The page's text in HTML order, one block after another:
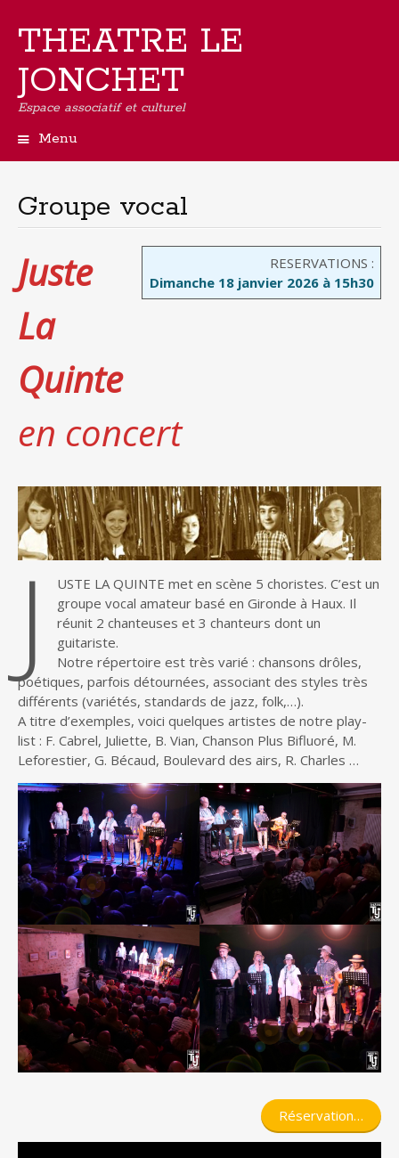
THEATRE LE
JONCHET
Espace associatif et culturel
Menu
principal
Groupe vocal
RESERVATIONS :
Dimanche 18 janvier 2026 à 15h30
Juste
La
Quinte
en concert
J
USTE LA QUINTE met en scène 5 choristes. C’est un
groupe vocal amateur basé en Gironde à Haux. Il
réunit 2 chanteuses et 3 chanteurs dont un
guitariste.
Notre répertoire est très varié : chansons drôles,
poétiques, parfois détournées, associant des styles très
différents (variétés, standards de jazz, folk,…).
A titre d’exemples, voici quelques artistes de notre play-
list : F. Cabrel, Juliette, B. Vian, Chanson Plus Bifluoré, M.
Leforestier, G. Bécaud, Boulevard des airs, R. Charles …
Réservation…